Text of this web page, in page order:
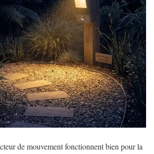
de mouvement fonctionnent bien pour la